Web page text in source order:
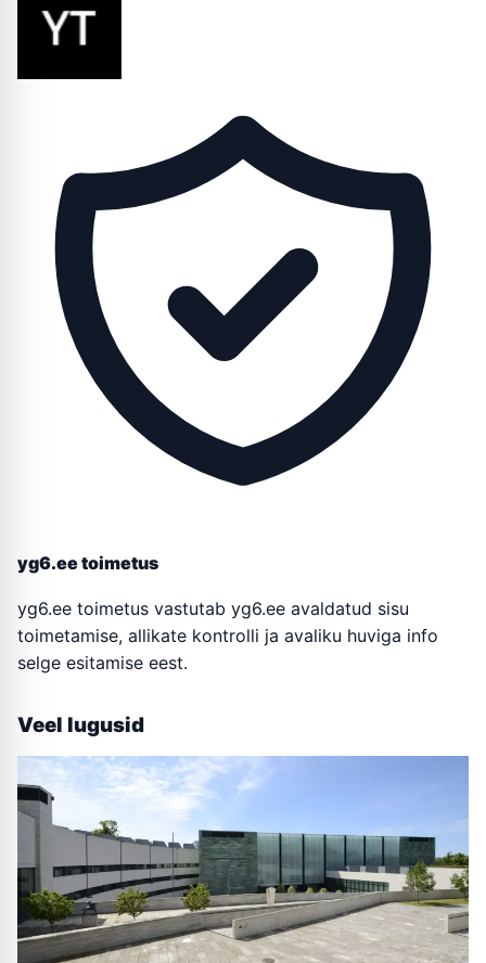
yg6.ee toimetus
yg6.ee toimetus vastutab yg6.ee avaldatud sisu
toimetamise, allikate kontrolli ja avaliku huviga info
selge esitamise eest.
Veel lugusid